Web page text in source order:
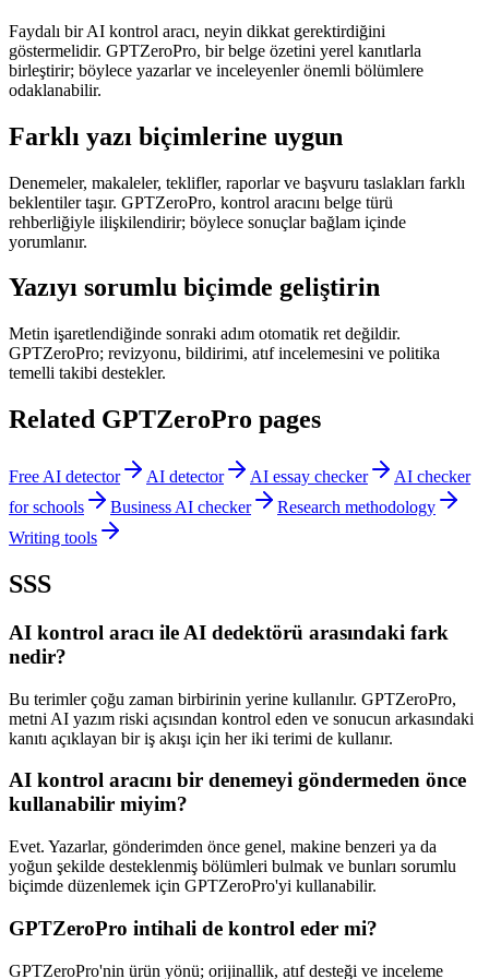
Faydalı bir AI kontrol aracı, neyin dikkat gerektirdiğini
göstermelidir. GPTZeroPro, bir belge özetini yerel kanıtlarla
birleştirir; böylece yazarlar ve inceleyenler önemli bölümlere
odaklanabilir.
Farklı yazı biçimlerine uygun
Denemeler, makaleler, teklifler, raporlar ve başvuru taslakları farklı
beklentiler taşır. GPTZeroPro, kontrol aracını belge türü
rehberliğiyle ilişkilendirir; böylece sonuçlar bağlam içinde
yorumlanır.
Yazıyı sorumlu biçimde geliştirin
Metin işaretlendiğinde sonraki adım otomatik ret değildir.
GPTZeroPro; revizyonu, bildirimi, atıf incelemesini ve politika
temelli takibi destekler.
Related GPTZeroPro pages
Free AI detector AI detector AI essay checker
AI checker
for schools
Business AI checker
Research methodology
Writing tools
SSS
AI kontrol aracı ile AI dedektörü arasındaki fark
nedir?
Bu terimler çoğu zaman birbirinin yerine kullanılır. GPTZeroPro,
metni AI yazım riski açısından kontrol eden ve sonucun arkasındaki
kanıtı açıklayan bir iş akışı için her iki terimi de kullanır.
AI kontrol aracını bir denemeyi göndermeden önce
kullanabilir miyim?
Evet. Yazarlar, gönderimden önce genel, makine benzeri ya da
yoğun şekilde desteklenmiş bölümleri bulmak ve bunları sorumlu
biçimde düzenlemek için GPTZeroPro'yi kullanabilir.
GPTZeroPro intihali de kontrol eder mi?
GPTZeroPro'nin ürün yönü; orijinallik, atıf desteği ve inceleme